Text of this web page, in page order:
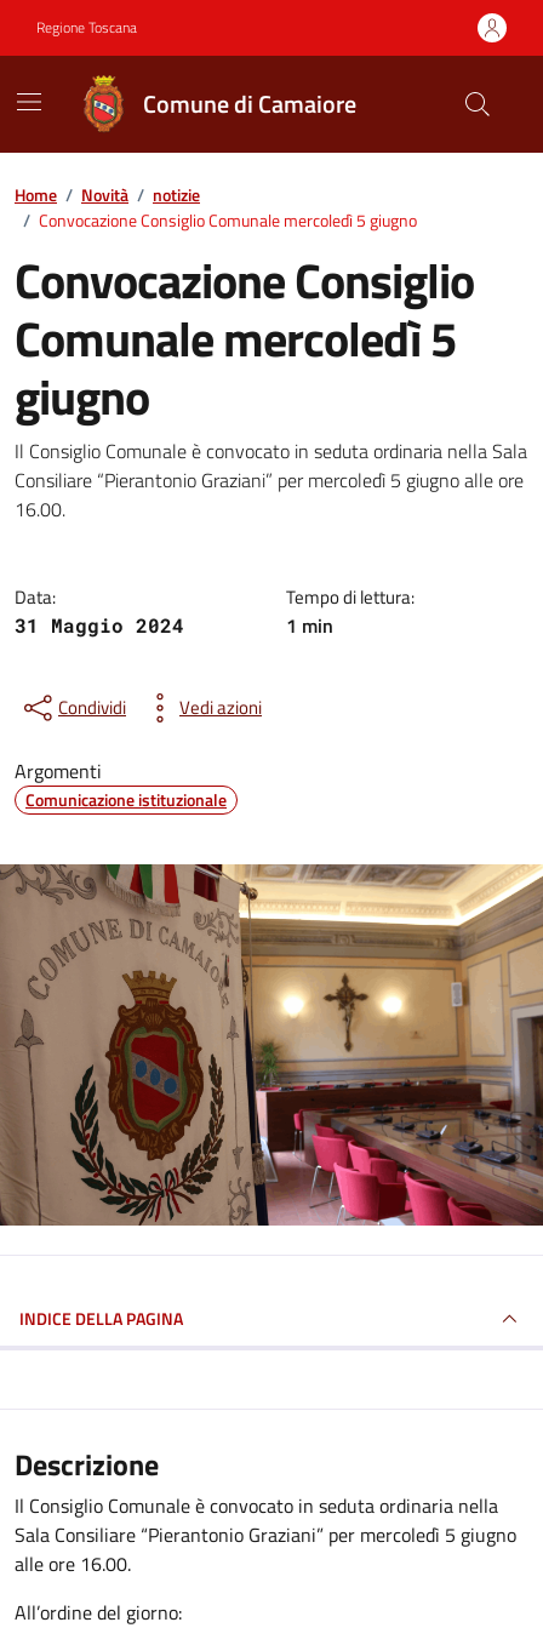
Regione Toscana
Comune di Camaiore
Contenuti in evidenza
Home / Novità / notizie
/ Convocazione Consiglio Comunale mercoledì 5 giugno
Convocazione Consiglio
Comunale mercoledì 5
giugno
Dettagli della notizia
Il Consiglio Comunale è convocato in seduta ordinaria nella Sala
Consiliare “Pierantonio Graziani” per mercoledì 5 giugno alle ore
16.00.
Data:
31 Maggio 2024
Tempo di lettura:
1 min
Condividi Vedi azioni
Argomenti
Comunicazione istituzionale
INDICE DELLA PAGINA
Descrizione
Il Consiglio Comunale è convocato in seduta ordinaria nella
Sala Consiliare “Pierantonio Graziani” per mercoledì 5 giugno
alle ore 16.00.
All’ordine del giorno: